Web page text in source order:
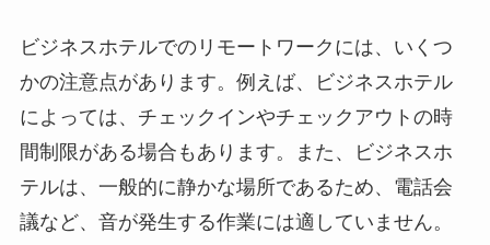
ビジネスホテルでのリモートワークには、いくつ
かの注意点があります。例えば、ビジネスホテル
によっては、チェックインやチェックアウトの時
間制限がある場合もあります。また、ビジネスホ
テルは、一般的に静かな場所であるため、電話会
議など、音が発生する作業には適していません。